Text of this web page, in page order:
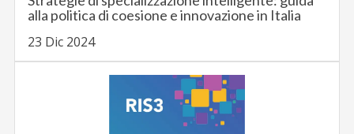
alla politica di coesione e innovazione in Italia
23 Dic 2024